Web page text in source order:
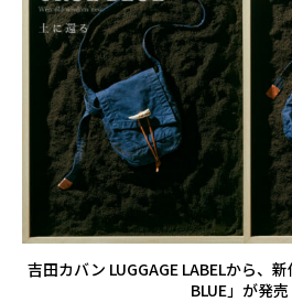
吉田カバン LUGGAGE LABELから、
BLUE」が発売